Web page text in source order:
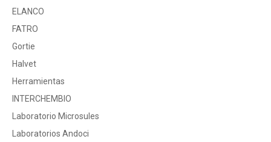
ELANCO
FATRO
Gortie
Halvet
Herramientas
INTERCHEMBIO
Laboratorio Microsules
Laboratorios Andoci